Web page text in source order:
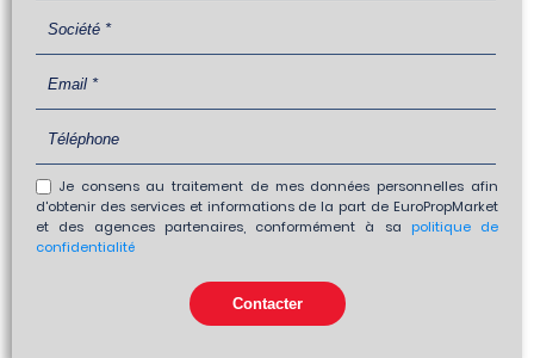
Je consens au traitement de mes données personnelles afin
d'obtenir des services et informations de la part de EuroPropMarket
et des agences partenaires, conformément à sa politique de
confidentialité